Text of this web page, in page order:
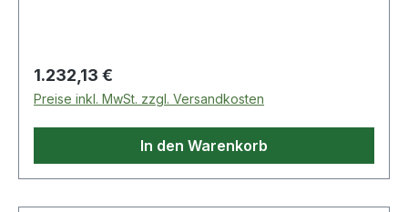
Regulärer Preis:
1.232,13 €
Preise inkl. MwSt. zzgl. Versandkosten
In den Warenkorb